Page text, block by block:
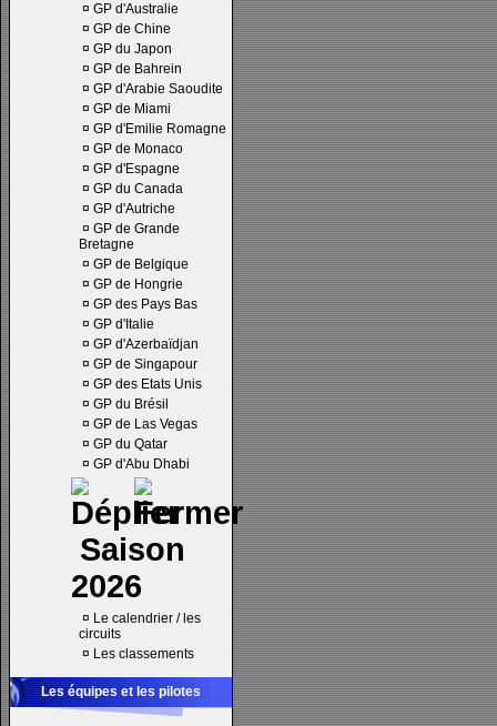
¤ GP d'Australie
¤ GP de Chine
¤ GP du Japon
¤ GP de Bahrein
¤ GP d'Arabie Saoudite
¤ GP de Miami
¤ GP d'Emilie Romagne
¤ GP de Monaco
¤ GP d'Espagne
¤ GP du Canada
¤ GP d'Autriche
¤ GP de Grande
Bretagne
¤ GP de Belgique
¤ GP de Hongrie
¤ GP des Pays Bas
¤ GP d'Italie
¤ GP d'Azerbaïdjan
¤ GP de Singapour
¤ GP des Etats Unis
¤ GP du Brésil
¤ GP de Las Vegas
¤ GP du Qatar
¤ GP d'Abu Dhabi
Saison
2026
¤ Le calendrier / les
circuits
¤ Les classements
Les équipes et les pilotes